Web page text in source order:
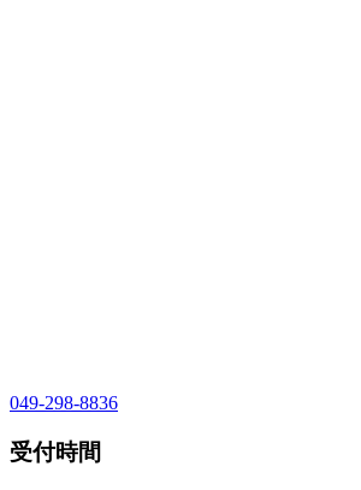
049-298-8836
受付時間